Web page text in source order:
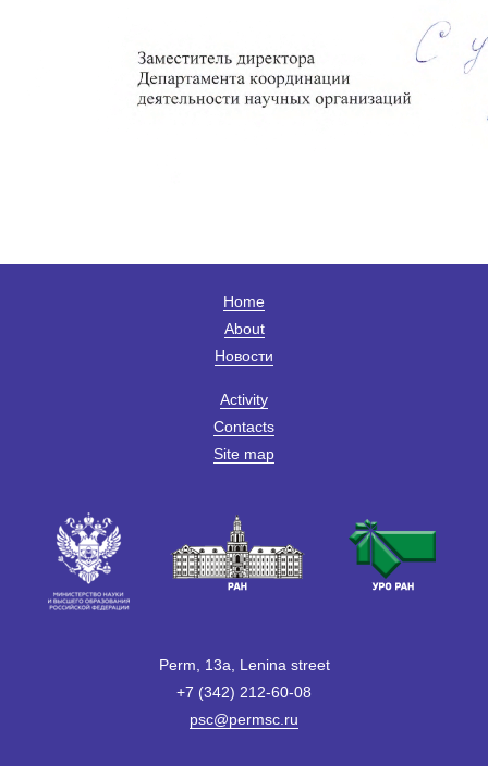
Home
About
Новости
Activity
Contacts
Site map
Perm, 13a, Lenina street
+7 (342) 212-60-08
psc@permsc.ru